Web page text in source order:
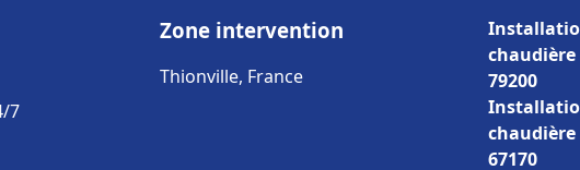
7
Zone intervention
Thionville, France
79200
67170